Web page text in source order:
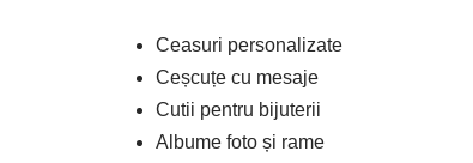
Ceasuri personalizate
Ceșcuțe cu mesaje
Cutii pentru bijuterii
Albume foto și rame